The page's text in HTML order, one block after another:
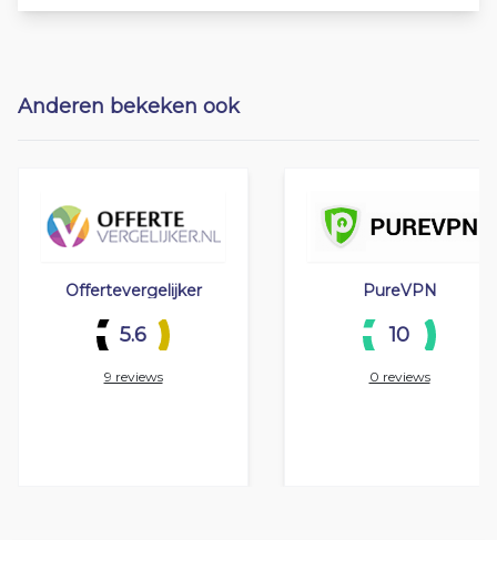
Anderen bekeken ook
Offertevergelijker
5.6
9 reviews
PureVPN
10
0 reviews